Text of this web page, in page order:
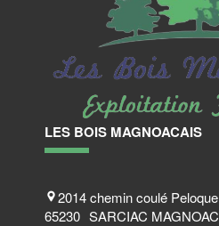
LES BOIS MAGNOACAIS
2014 chemin coulé Peloque
65230 SARCIAC MAGNOAC